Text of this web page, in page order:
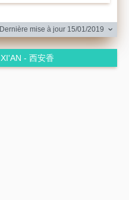
Dernière mise à jour 15/01/2019
XI'AN - 西安香